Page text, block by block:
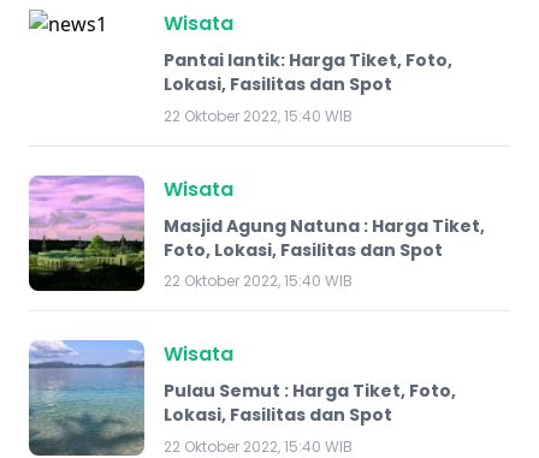
Wisata
Pantai lantik: Harga Tiket, Foto,
Lokasi, Fasilitas dan Spot
22 Oktober 2022, 15:40 WIB
Wisata
Masjid Agung Natuna : Harga Tiket,
Foto, Lokasi, Fasilitas dan Spot
22 Oktober 2022, 15:40 WIB
Wisata
Pulau Semut : Harga Tiket, Foto,
Lokasi, Fasilitas dan Spot
22 Oktober 2022, 15:40 WIB